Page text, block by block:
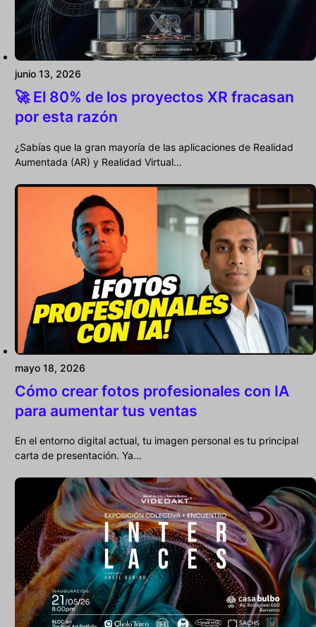
junio 13, 2026
🚀 El 80% de los proyectos XR fracasan
por esta razón
¿Sabías que la gran mayoría de las aplicaciones de Realidad
Aumentada (AR) y Realidad Virtual…
mayo 18, 2026
Cómo crear fotos profesionales con IA
para aumentar tus ventas
En el entorno digital actual, tu imagen personal es tu principal
carta de presentación. Ya…